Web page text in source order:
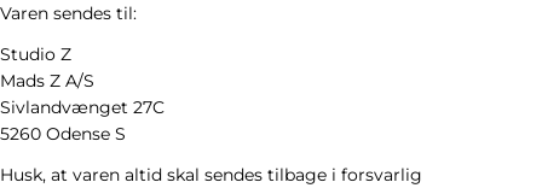
Varen sendes til:
Studio Z
Mads Z A/S
Sivlandvænget 27C
5260 Odense S
Husk, at varen altid skal sendes tilbage i forsvarlig